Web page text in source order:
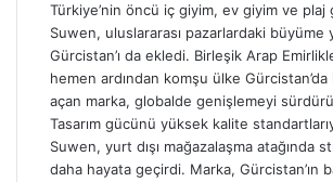
Türkiye’nin öncü iç giyim, ev giyim ve plaj
Suwen, uluslararası pazarlardaki büyüme
Gürcistan’ı da ekledi. Birleşik Arap
hemen ardından komşu ülke Gürcistan’da
açan marka, globalde genişlemeyi
Tasarım gücünü yüksek kalite
Suwen, yurt dışı mağazalaşma atağında
daha hayata geçirdi. Marka, Gürcistan’ın